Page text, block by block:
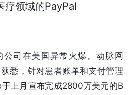
疗领域的PayPal
公司在美国异常火爆。动脉网
悉，针对患者账单和支付管理
上月宣布完成2800万美元的B